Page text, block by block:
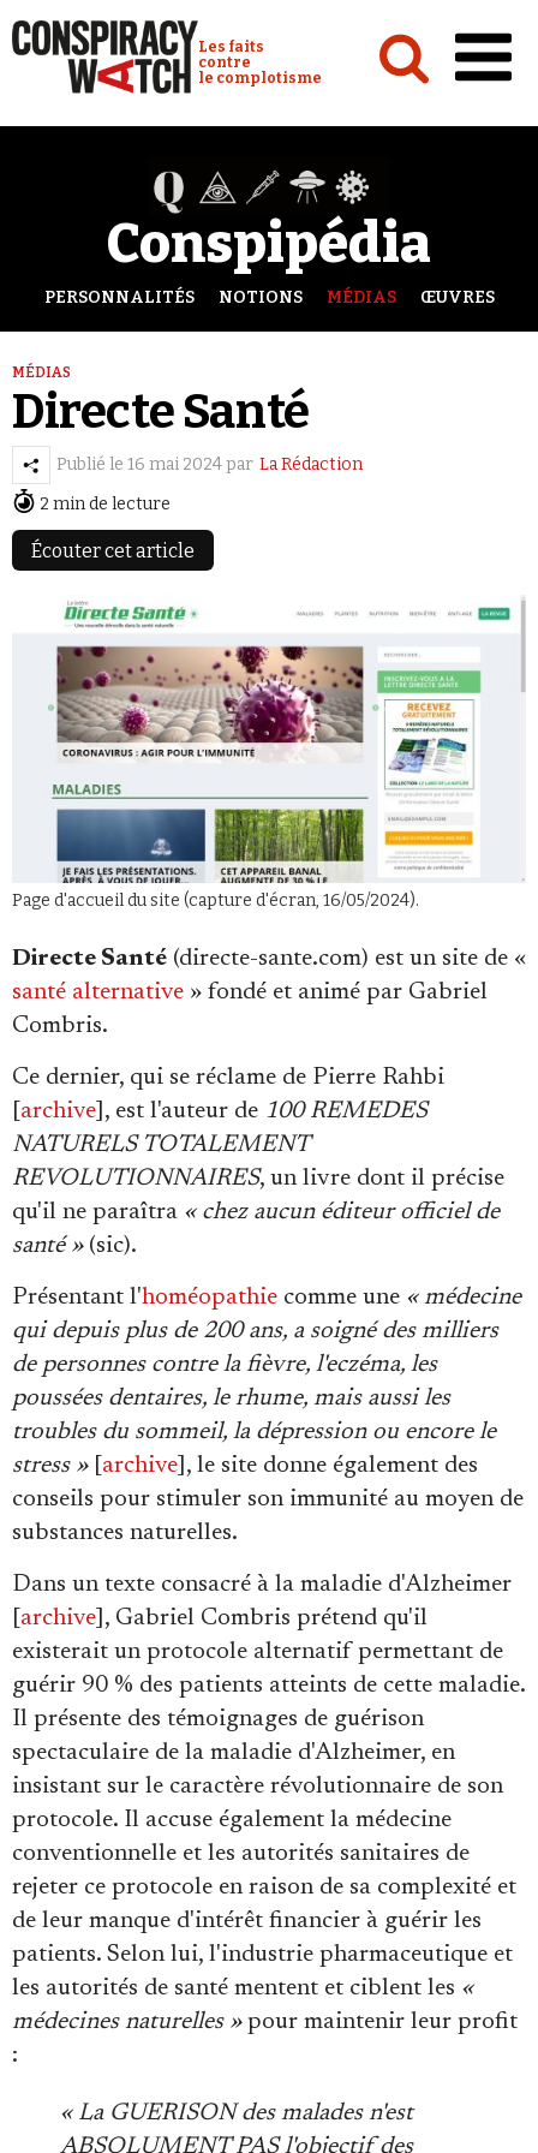
Conspiracy Watch :
Les faits
contre
le complotisme
Analyses
Conspipédia
Vidéos
Émissions
Revues de presse
Faire un don
Demander à Vera
Se connecter
Conspipédia
PERSONNALITÉS NOTIONS MÉDIAS ŒUVRES
MÉDIAS
Directe Santé
Publié le 16 mai 2024 par La Rédaction
2 min de lecture
Écouter cet article
Page d'accueil du site (capture d'écran, 16/05/2024).
Directe Santé (directe-sante.com) est un site de «
santé alternative » fondé et animé par Gabriel
Combris.
Ce dernier, qui se réclame de Pierre Rahbi
archive ], est l'auteur de 100 REMEDES
NATURELS TOTALEMENT
REVOLUTIONNAIRES, un livre dont il précise
qu'il ne paraîtra « chez aucun éditeur officiel de
santé »(sic).
Présentant l'homéopathie comme une « médecine
qui depuis plus de 200 ans, a soigné des milliers
de personnes contre la fièvre, l'eczéma, les
poussées dentaires, le rhume, mais aussi les
troubles du sommeil, la dépression ou encore le
stress »[ archive ], le site donne également des
conseils pour stimuler son immunité au moyen de
substances naturelles.
Dans un texte consacré à la maladie d'Alzheimer
archive ], Gabriel Combris prétend qu'il
existerait un protocole alternatif permettant de
guérir 90 % des patients atteints de cette maladie.
Il présente des témoignages de guérison
spectaculaire de la maladie d'Alzheimer, en
insistant sur le caractère révolutionnaire de son
protocole. Il accuse également la médecine
conventionnelle et les autorités sanitaires de
rejeter ce protocole en raison de sa complexité et
de leur manque d'intérêt financier à guérir les
patients. Selon lui, l'industrie pharmaceutique et
les autorités de santé mentent et ciblent les «
médecines naturelles »pour maintenir leur profit
:
« La GUERISON des malades n'est
ABSOLUMENT PAS l'objectif des